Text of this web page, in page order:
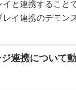
と連携すること
イ連携のデモン
連携について